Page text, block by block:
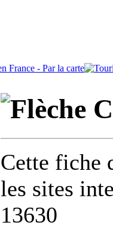
Cette fiche
les sites
13630